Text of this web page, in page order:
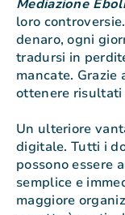
Mediazione Eboli
loro
denaro, ogni
tradursi in
mancate. Grazie
ottenere risultati
Un ulteriore
digitale. Tutti i
possono essere
semplice e
maggiore